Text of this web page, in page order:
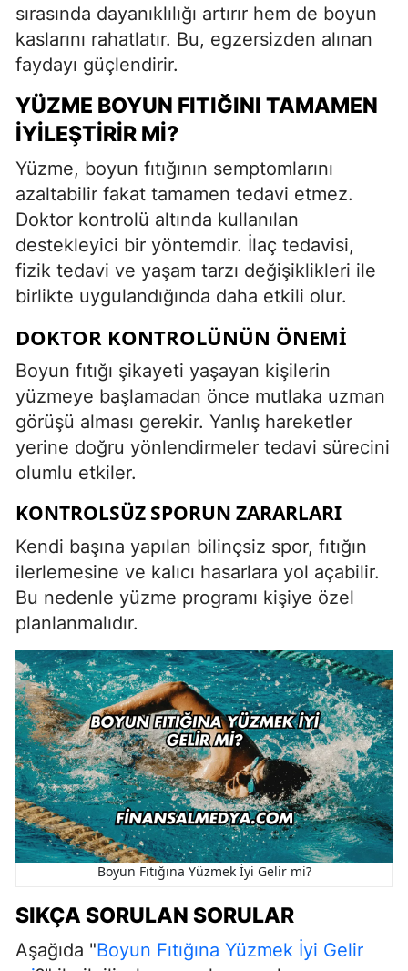
sırasında dayanıklılığı artırır hem de boyun
kaslarını rahatlatır. Bu, egzersizden alınan
faydayı güçlendirir.
YÜZME BOYUN FITIĞINI TAMAMEN
İYILEŞTIRIR MI?
Yüzme, boyun fıtığının semptomlarını
azaltabilir fakat tamamen tedavi etmez.
Doktor kontrolü altında kullanılan
destekleyici bir yöntemdir. İlaç tedavisi,
fizik tedavi ve yaşam tarzı değişiklikleri ile
birlikte uygulandığında daha etkili olur.
DOKTOR KONTROLÜNÜN ÖNEMI
Boyun fıtığı şikayeti yaşayan kişilerin
yüzmeye başlamadan önce mutlaka uzman
görüşü alması gerekir. Yanlış hareketler
yerine doğru yönlendirmeler tedavi sürecini
olumlu etkiler.
KONTROLSÜZ SPORUN ZARARLARI
Kendi başına yapılan bilinçsiz spor, fıtığın
ilerlemesine ve kalıcı hasarlara yol açabilir.
Bu nedenle yüzme programı kişiye özel
planlanmalıdır.
Boyun Fıtığına Yüzmek İyi Gelir mi?
SIKÇA SORULAN SORULAR
Aşağıda "Boyun Fıtığına Yüzmek İyi Gelir